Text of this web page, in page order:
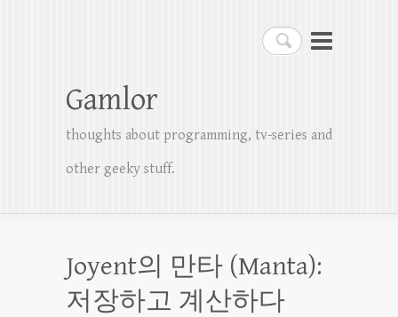
Search
Gamlor
thoughts about programming, tv-series and
other geeky stuff.
Joyent의 만타 (Manta):
저장하고 계산하다